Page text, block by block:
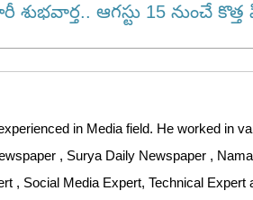
ఆగస్టు 15 నుంచే కొత్త
in Media field. He worked in
, Surya Daily Newspaper ,
, Social Media Expert, Technical